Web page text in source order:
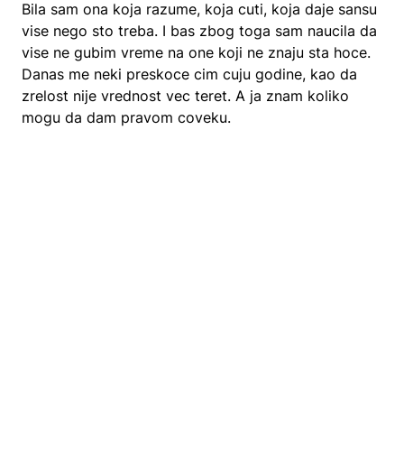
Bila sam ona koja razume, koja cuti, koja daje sansu
vise nego sto treba. I bas zbog toga sam naucila da
vise ne gubim vreme na one koji ne znaju sta hoce.
Danas me neki preskoce cim cuju godine, kao da
zrelost nije vrednost vec teret. A ja znam koliko
mogu da dam pravom coveku.